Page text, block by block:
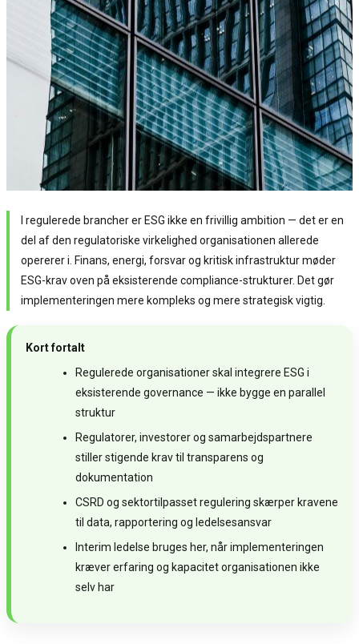
I regulerede brancher er ESG ikke en frivillig ambition — det er en
del af den regulatoriske virkelighed organisationen allerede
opererer i. Finans, energi, forsvar og kritisk infrastruktur møder
ESG-krav oven på eksisterende compliance-strukturer. Det gør
implementeringen mere kompleks og mere strategisk vigtig.
Kort fortalt
Regulerede organisationer skal integrere ESG i
eksisterende governance — ikke bygge en parallel
struktur
Regulatorer, investorer og samarbejdspartnere
stiller stigende krav til transparens og
dokumentation
CSRD og sektortilpasset regulering skærper kravene
til data, rapportering og ledelsesansvar
Interim ledelse bruges her, når implementeringen
kræver erfaring og kapacitet organisationen ikke
selv har